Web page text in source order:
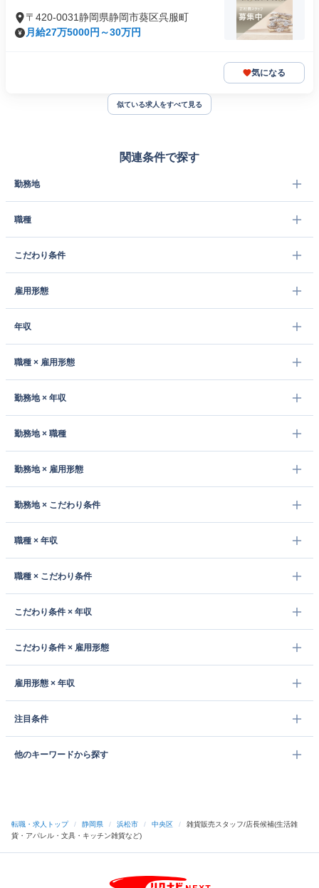
〒420-0031静岡県静岡市葵区呉服町
月給27万5000円～30万円
気になる
似ている求人をすべて見る
関連条件で探す
勤務地
職種
こだわり条件
雇用形態
年収
職種 × 雇用形態
勤務地 × 年収
勤務地 × 職種
勤務地 × 雇用形態
勤務地 × こだわり条件
職種 × 年収
職種 × こだわり条件
こだわり条件 × 年収
こだわり条件 × 雇用形態
雇用形態 × 年収
注目条件
他のキーワードから探す
転職・求人トップ / 静岡県 / 浜松市 / 中央区 /
雑貨販売スタッフ/店長候補(生活雑
貨・アパレル・文具・キッチン雑貨など)